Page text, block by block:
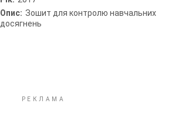
Опис: Зошит для контролю навчальних
досягнень